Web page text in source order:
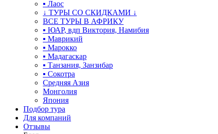
▪ Лаос
↓ ТУРЫ СО СКИДКАМИ ↓
ВСЕ ТУРЫ В АФРИКУ
▪ ЮАР, вдп Виктория, Намибия
▪ Маврикий
▪ Марокко
▪ Мадагаскар
▪ Танзания, Занзибар
▪ Сокотра
Средняя Азия
Монголия
Япония
Подбор тура
Для компаний
Отзывы